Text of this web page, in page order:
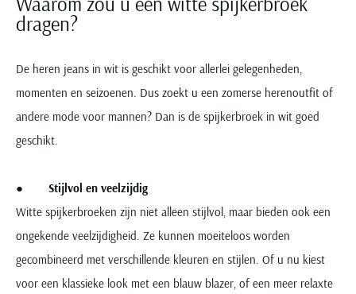
dragen?
De heren jeans in wit is geschikt voor allerlei gelegenheden,
momenten en seizoenen. Dus zoekt u een zomerse herenoutfit of
andere mode voor mannen? Dan is de spijkerbroek in wit goed
geschikt.
● Stijlvol en veelzijdig
Witte spijkerbroeken zijn niet alleen stijlvol, maar bieden ook een
ongekende veelzijdigheid. Ze kunnen moeiteloos worden
gecombineerd met verschillende kleuren en stijlen. Of u nu kiest
voor een klassieke look met een blauw blazer, of een meer relaxte